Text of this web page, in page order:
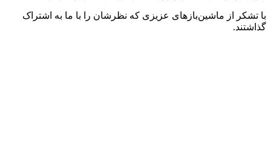
با تشکر از ماشین‌بازهای عزیزی که نظرشان را با ما به اشتراک
گذاشتند.